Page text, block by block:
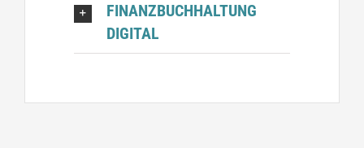
FINANZBUCHHALTUNG
DIGITAL